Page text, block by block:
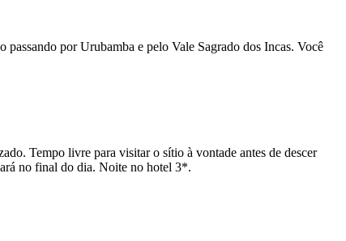
por Urubamba e pelo Vale Sagrado dos Incas. Você
Tempo livre para visitar o sítio à vontade antes de descer
no final do dia. Noite no hotel 3*.